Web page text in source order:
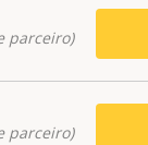
parceiro)
parceiro)